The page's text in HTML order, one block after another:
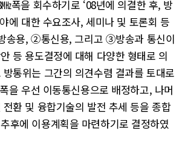
폭을 회수하기로 ‘08년에 의결한 후, 방
에 대한 수요조사, 세미나 및 토론회 등
송용, ②통신용, 그리고 ③방송과 통신이
등 용도결정에 대해 다양한 형태로 의
통위는 그간의 의견수렴 결과를 토대로
을 우선 이동통신용으로 배정하고, 나머
환 및 융합기술의 발전 추세 등을 종합
후에 이용계획을 마련하기로 결정하였